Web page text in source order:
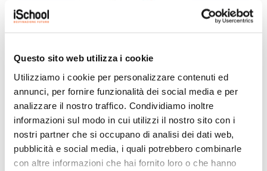
Questo sito web utilizza i cookie
Utilizziamo i cookie per personalizzare contenuti ed
annunci, per fornire funzionalità dei social media e per
analizzare il nostro traffico. Condividiamo inoltre
informazioni sul modo in cui utilizzi il nostro sito con i
nostri partner che si occupano di analisi dei dati web,
pubblicità e social media, i quali potrebbero combinarle
con altre informazioni che hai fornito loro o che hanno
iSchool ha partecipato all’indagine
nazionale HBSC 2025/2026
Quest’anno il nostro Istituto ha preso parte al progetto
“HBSC – Health Behaviour in School-aged...